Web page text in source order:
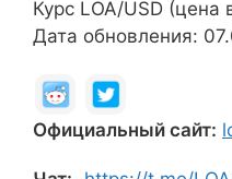
Курс LOA/USD
Дата обновления:
Официальный сайт: